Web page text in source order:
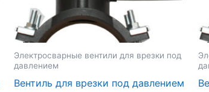
Электросварные вентили для врезки под
давлением
Вентиль для врезки под давлением